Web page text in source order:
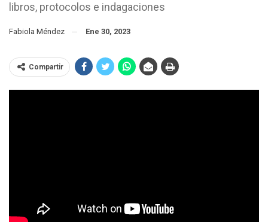
libros, protocolos e indagaciones
Fabiola Méndez Ene 30, 2023
Compartir